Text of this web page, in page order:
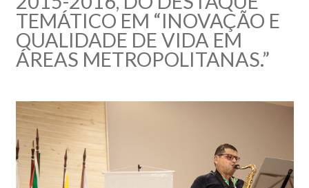
TEMÁTICO EM “INOVAÇÃO E
QUALIDADE DE VIDA EM
ÁREAS METROPOLITANAS.”